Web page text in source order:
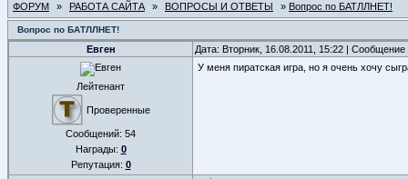
ФОРУМ » РАБОТА САЙТА » ВОПРОСЫ И ОТВЕТЫ » Вопрос по БАТЛЛНЕТ!
Вопрос по БАТЛЛНЕТ!
Евген Дата: Вторник, 16.08.2011, 15:22 |
Лейтенант
Проверенные
Сообщений: 54
Награды: 0
Репутация: 0
У меня пиратская игра, но я очень хочу